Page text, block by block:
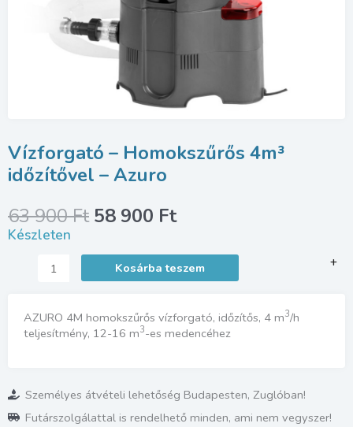
Vízforgató – Homokszűrős 4m³
időzítővel – Azuro
63 900Ft Original
price
63
900 Ft.
58 900 FtCurrent
price
58
900 Ft.
Készleten
Vízforgató
időzítővel
+
Kosárba teszem
AZURO 4M homokszűrős vízforgató, időzítős, 4 m3/h
teljesítmény, 12-16 m3-es medencéhez
Személyes átvételi lehetőség Budapesten, Zuglóban!
Futárszolgálattal is rendelhető minden, ami nem vegyszer!